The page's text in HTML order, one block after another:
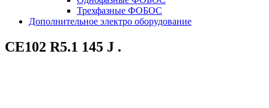
Трехфазные ФОБОС
Дополнительное электро оборудование
CE102 R5.1 145 J .